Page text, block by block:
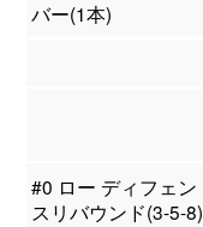
バー(1本)
#0 ロー ディフェン
スリバウンド(3-5-8)